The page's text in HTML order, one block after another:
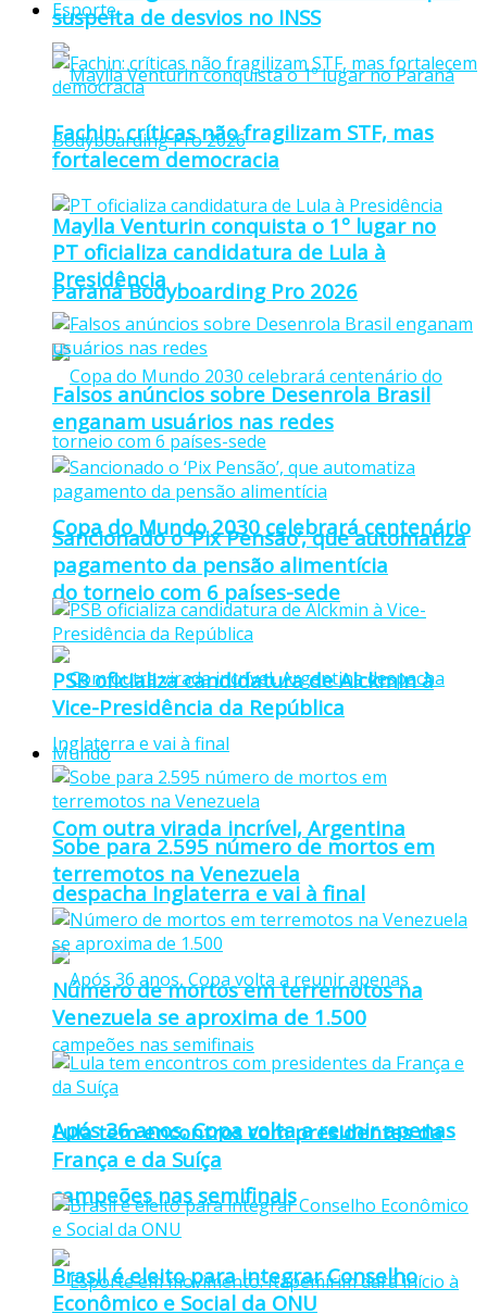
Esporte
Maylla Venturin conquista o 1º lugar no
Paraná Bodyboarding Pro 2026
Copa do Mundo 2030 celebrará centenário
do torneio com 6 países-sede
Com outra virada incrível, Argentina
despacha Inglaterra e vai à final
Após 36 anos, Copa volta a reunir apenas
campeões nas semifinais
suspeita de desvios no INSS
Fachin: críticas não fragilizam STF, mas
fortalecem democracia
PT oficializa candidatura de Lula à
Presidência
Falsos anúncios sobre Desenrola Brasil
enganam usuários nas redes
Sancionado o ‘Pix Pensão’, que automatiza
pagamento da pensão alimentícia
PSB oficializa candidatura de Alckmin à
Vice-Presidência da República
Mundo
Sobe para 2.595 número de mortos em
terremotos na Venezuela
Número de mortos em terremotos na
Venezuela se aproxima de 1.500
Lula tem encontros com presidentes da
França e da Suíça
Brasil é eleito para integrar Conselho
Econômico e Social da ONU